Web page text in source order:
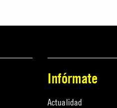
Infórmate
Actualidad